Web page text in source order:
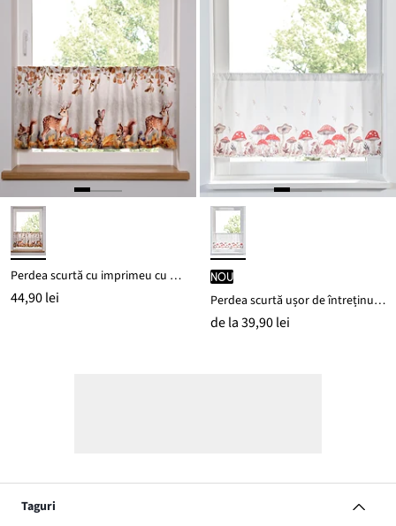
Perdea scurtă cu imprimeu cu animale
44,90 lei
nou
Perdea scurtă ușor de întreținut, cu poliester reciclat
de la39,90 lei
Taguri